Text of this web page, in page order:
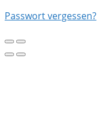
Passwort vergessen?